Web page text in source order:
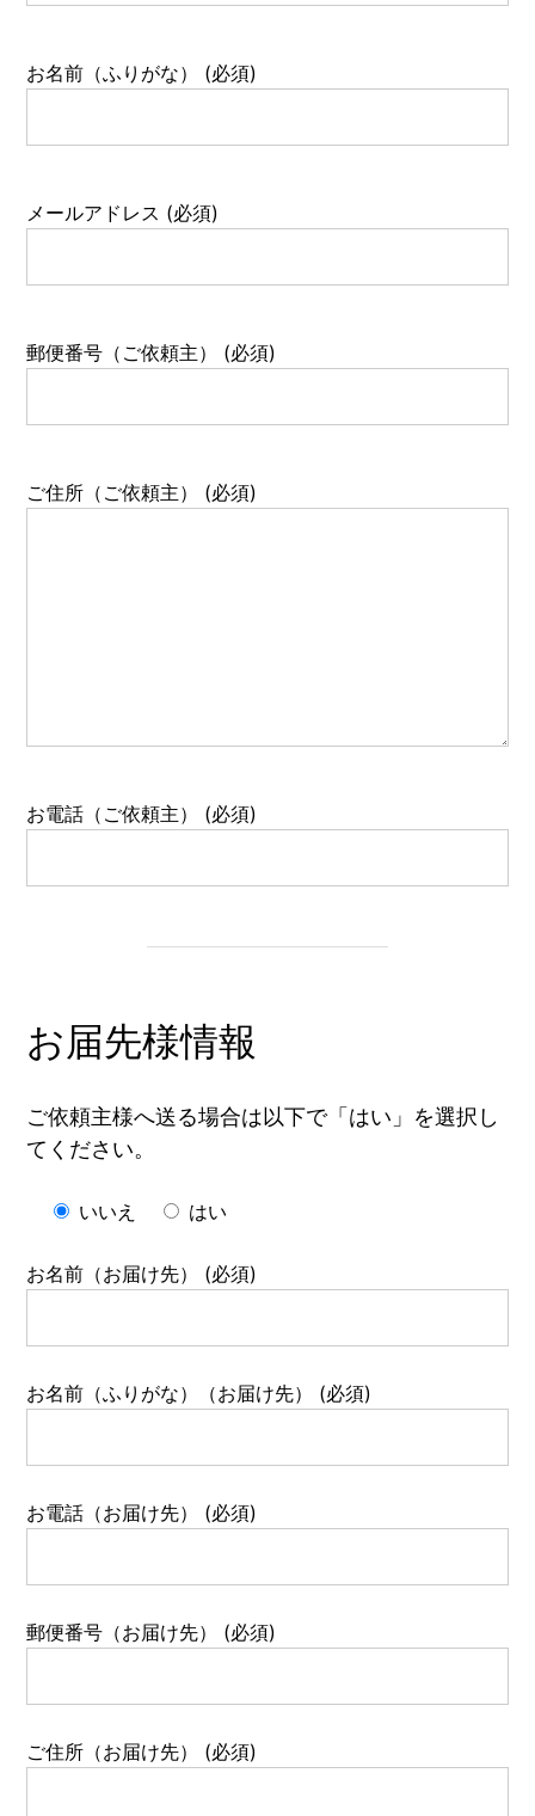
お名前（ふりがな） (必須)
メールアドレス (必須)
郵便番号（ご依頼主） (必須)
ご住所（ご依頼主） (必須)
お電話（ご依頼主） (必須)
お届先様情報
ご依頼主様へ送る場合は以下で「はい」を選択し
てください。
いいえ はい
お名前（お届け先） (必須)
お名前（ふりがな）（お届け先） (必須)
お電話（お届け先） (必須)
郵便番号（お届け先） (必須)
ご住所（お届け先） (必須)